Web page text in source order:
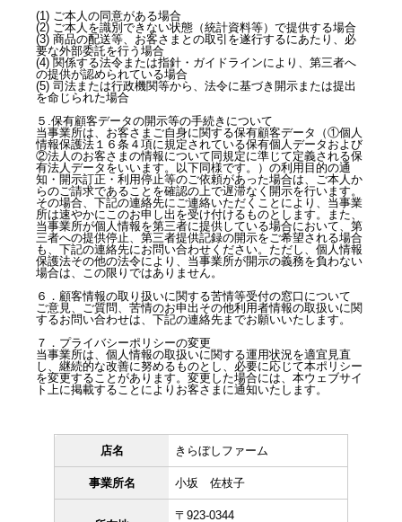
(1) ご本人の同意がある場合
(2) ご本人を識別できない状態（統計資料等）で提供する場合
(3) 商品の配送等、お客さまとの取引を遂行するにあたり、必
要な外部委託を行う場合
(4) 関係する法令または指針・ガイドラインにより、第三者へ
の提供が認められている場合
(5) 司法または行政機関等から、法令に基づき開示または提出
を命じられた場合
５.保有顧客データの開示等の手続きについて
当事業所は、お客さまご自身に関する保有顧客データ（①個人
情報保護法１６条４項に規定されている保有個人データおよび
②法人のお客さまの情報について同規定に準じて定義される保
有法人データをいいます。以下同様です。）の利用目的の通
知・開示訂正・利用停止等のご依頼があった場合は、ご本人か
らのご請求であることを確認の上で遅滞なく開示を行います。
その場合、下記の連絡先にご連絡いただくことにより、当事業
所は速やかにこのお申し出を受け付けるものとします。また、
当事業所が個人情報を第三者に提供している場合において、第
三者への提供停止、第三者提供記録の開示をご希望される場合
も、下記の連絡先にお問い合わせください。ただし、個人情報
保護法その他の法令により、当事業所が開示の義務を負わない
場合は、この限りではありません。
６．顧客情報の取り扱いに関する苦情等受付の窓口について
ご意見、ご質問、苦情のお申出その他利用者情報の取扱いに関
するお問い合わせは、下記の連絡先までお願いいたします。
７．プライバシーポリシーの変更
当事業所は、個人情報の取扱いに関する運用状況を適宜見直
し、継続的な改善に努めるものとし、必要に応じて本ポリシー
を変更することがあります。変更した場合には、本ウェブサイ
ト上に掲載することによりお客さまに通知いたします。
店名 きらぼしファーム
事業所名 小坂 佐枝子
〒923-0344